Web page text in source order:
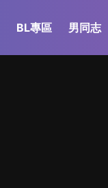
BL專區 男同志